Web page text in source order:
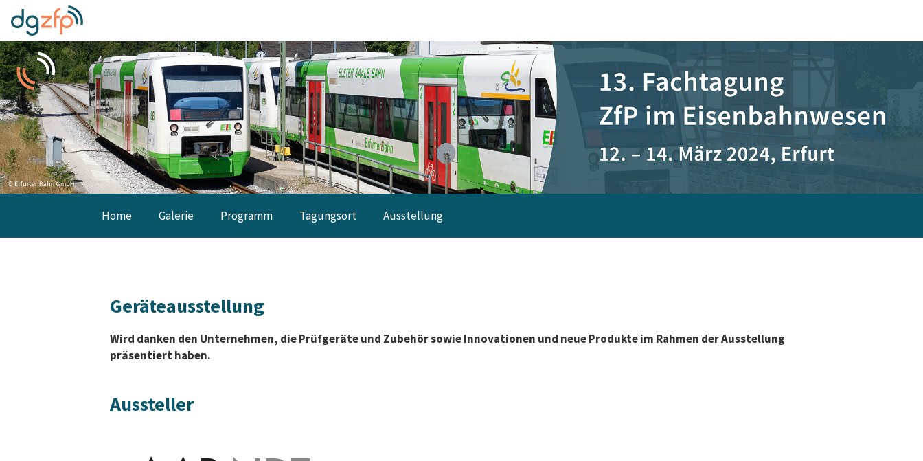
Home Galerie Programm Tagungsort Ausstellung
Geräteausstellung
Wird danken den Unternehmen, die Prüfgeräte und Zubehör sowie Innovationen und neue Produkte im Rahmen der Ausstellung
präsentiert haben.
Aussteller